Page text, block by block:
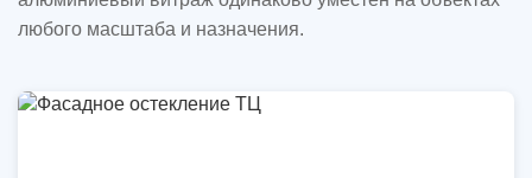
любого масштаба и назначения.